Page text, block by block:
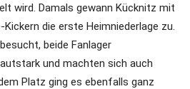
wird. Damals gewann Kücknitz mit
die erste Heimniederlage zu.
beide Fanlager
und machten sich auch
Platz ging es ebenfalls ganz